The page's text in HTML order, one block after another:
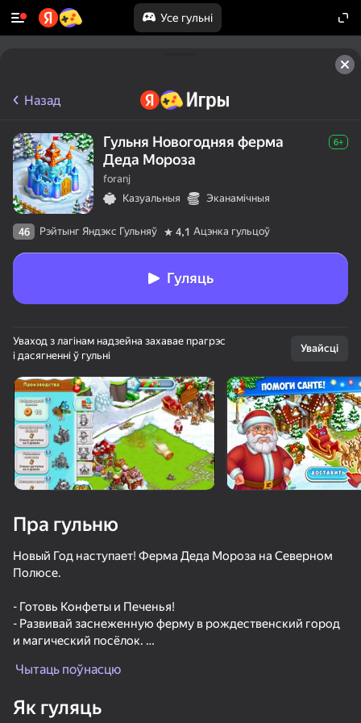
Усе гульні
Павярніце прыладу
Гульня працуе толькі ў гарызантальнай
арыентацыі
Слияние Элементалей: Защита Замка
Назад
Гульня Новогодняя ферма
Деда Мороза
6+
foranj
Казуальныя
Эканамічныя
46 Рэйтынг Яндэкс Гульняў 4,1 Ацэнка гульцоў
Гуляць
Уваход з лагінам надзейна захавае прагрэс
і дасягненні ў гульні
Увайсці
Пра гульню
Новый Год наступает! Ферма Деда Мороза на Северном
Полюсе.
- Готовь Конфеты и Печенья!
- Развивай заснеженную ферму в рождественский город
и магический посёлок.
магического городка.
подарками для детей.
Чытаць поўнасцю
Як гуляць